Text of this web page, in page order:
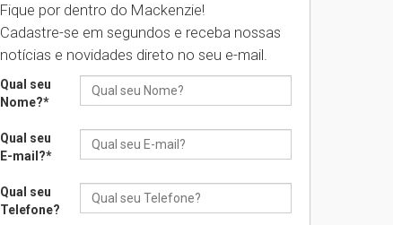
Como os pais podem investir
na educação dos filhos além
da escola
04.08.2026
Transformadora reúne
docentes para debater
inovação e desafios da
04.08.2026
Fique por dentro do Mackenzie!
Cadastre-se em segundos e receba nossas
notícias e novidades direto no seu e-mail.
Qual seu
Nome?*
Qual seu
E-mail?*
Qual seu
Telefone?